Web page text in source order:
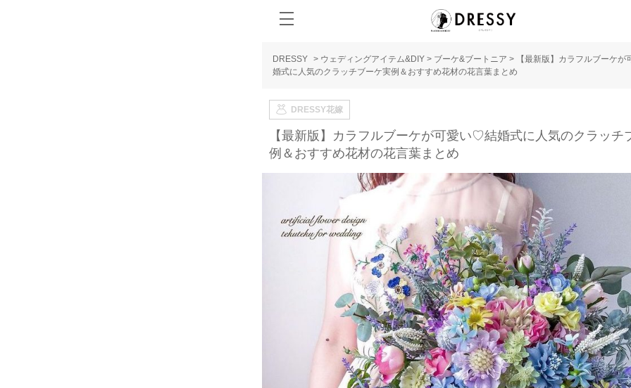
DRESSY > ウェディングアイテム&DIY > ブーケ&ブートニア >
【最新版】カラフルブーケ
婚式に人気のクラッチブーケ実例＆おすすめ花材の花言葉まとめ
DRESSY花嫁
【最新版】カラフルブーケが可愛い♡結婚式に人気のクラッチ
例＆おすすめ花材の花言葉まとめ